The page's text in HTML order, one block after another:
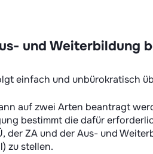
und Weiterbildung
einfach und unbürokratisch
auf zwei Arten beantragt
bestimmt die dafür
der ZA und der Aus- und
zu stellen.